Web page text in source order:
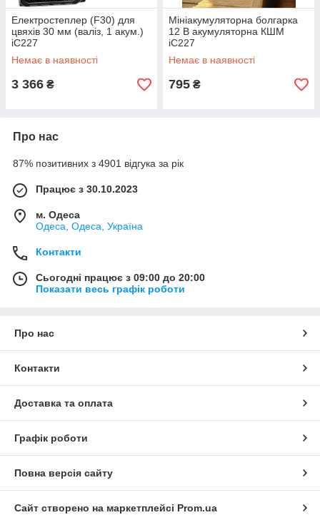
Електростеплер (F30) для
цвяхів 30 мм (валіз, 1 акум.)
iC227
Немає в наявності
3 366 ₴
Мініакумуляторна болгарка
12 В акумуляторна КШМ
iC227
Немає в наявності
795 ₴
Про нас
87% позитивних з 4901 відгука за рік
Працює з 30.10.2023
м. Одеса
Одеса, Одеса, Україна
Контакти
Сьогодні працює з 09:00 до 20:00
Показати весь графік роботи
Про нас
Контакти
Доставка та оплата
Графік роботи
Повна версія сайту
Сайт створено на маркетплейсі Prom.ua